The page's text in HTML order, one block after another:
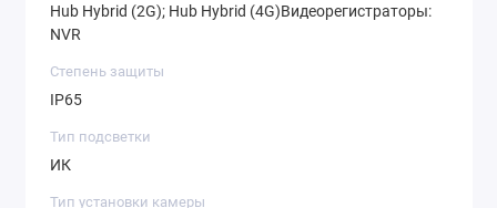
Hub Hybrid (2G); Hub Hybrid (4G)Видеорегистраторы:
NVR
Степень защиты
IP65
Тип подсветки
ИК
Тип установки камеры